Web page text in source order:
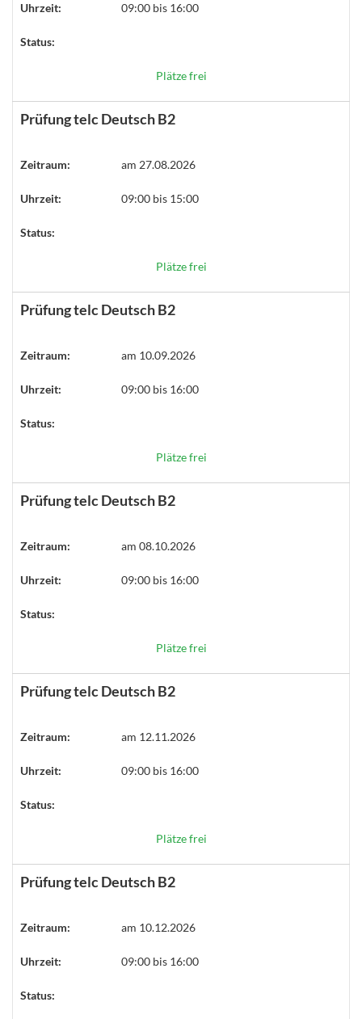
Uhrzeit: 09:00 bis 16:00
Status:
Plätze frei
Prüfung telc Deutsch B2
Zeitraum: am 27.08.2026
Uhrzeit: 09:00 bis 15:00
Status:
Plätze frei
Prüfung telc Deutsch B2
Zeitraum: am 10.09.2026
Uhrzeit: 09:00 bis 16:00
Status:
Plätze frei
Prüfung telc Deutsch B2
Zeitraum: am 08.10.2026
Uhrzeit: 09:00 bis 16:00
Status:
Plätze frei
Prüfung telc Deutsch B2
Zeitraum: am 12.11.2026
Uhrzeit: 09:00 bis 16:00
Status:
Plätze frei
Prüfung telc Deutsch B2
Zeitraum: am 10.12.2026
Uhrzeit: 09:00 bis 16:00
Status: